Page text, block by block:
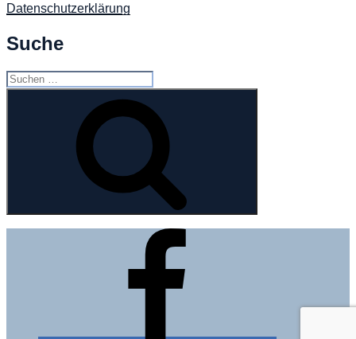
Datenschutzerklärung
Suche
Suchen